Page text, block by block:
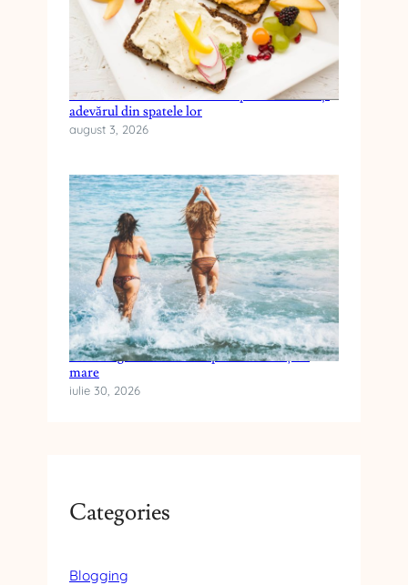
Cele mai frecvente mituri despre dieta keto și
adevărul din spatele lor
august 3, 2026
Cum alegi crema cu SPF pentru vacanța la
mare
iulie 30, 2026
Categories
Blogging